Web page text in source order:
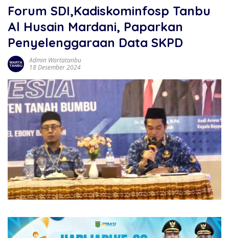
Forum SDI,Kadiskominfosp Tanbu
Al Husain Mardani, Paparkan
Penyelenggaraan Data SKPD
Admin Wartatanbu
18 Desember 2024